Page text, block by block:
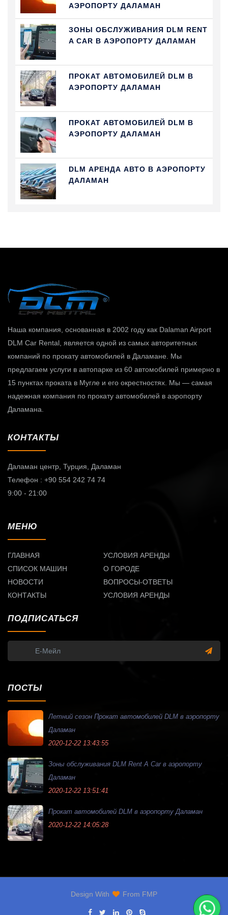
АЭРОПОРТУ ДАЛАМАН
ЗОНЫ ОБСЛУЖИВАНИЯ DLM RENT
A CAR В АЭРОПОРТУ ДАЛАМАН
ПРОКАТ АВТОМОБИЛЕЙ DLM В
АЭРОПОРТУ ДАЛАМАН
ПРОКАТ АВТОМОБИЛЕЙ DLM В
АЭРОПОРТУ ДАЛАМАН
DLM АРЕНДА АВТО В АЭРОПОРТУ
ДАЛАМАН
Наша компания, основанная в 2002 году как Dalaman Airport
DLM Car Rental, является одной из самых авторитетных
компаний по прокату автомобилей в Даламане. Мы
предлагаем услуги в автопарке из 60 автомобилей примерно в
15 пунктах проката в Мугле ​​и его окрестностях. Мы — самая
надежная компания по прокату автомобилей в аэропорту
Даламана.
КОНТАКТЫ
Даламан центр, Турция, Даламан
Телефон : +90 554 242 74 74
9:00 - 21:00
МЕНЮ
ГЛАВНАЯ
СПИСОК МАШИН
НОВОСТИ
КОНТАКТЫ
УСЛОВИЯ АРЕНДЫ
О ГОРОДЕ
ВОПРОСЫ-ОТВЕТЫ
УСЛОВИЯ АРЕНДЫ
ПОДПИСАТЬСЯ
ПОСТЫ
Летний сезон Прокат автомобилей DLM в аэропорту
Даламан
2020-12-22 13:43:55
Зоны обслуживания DLM Rent A Car в аэропорту
Даламан
2020-12-22 13:51:41
Прокат автомобилей DLM в аэропорту Даламан
2020-12-22 14:05:28
Design With From FMP